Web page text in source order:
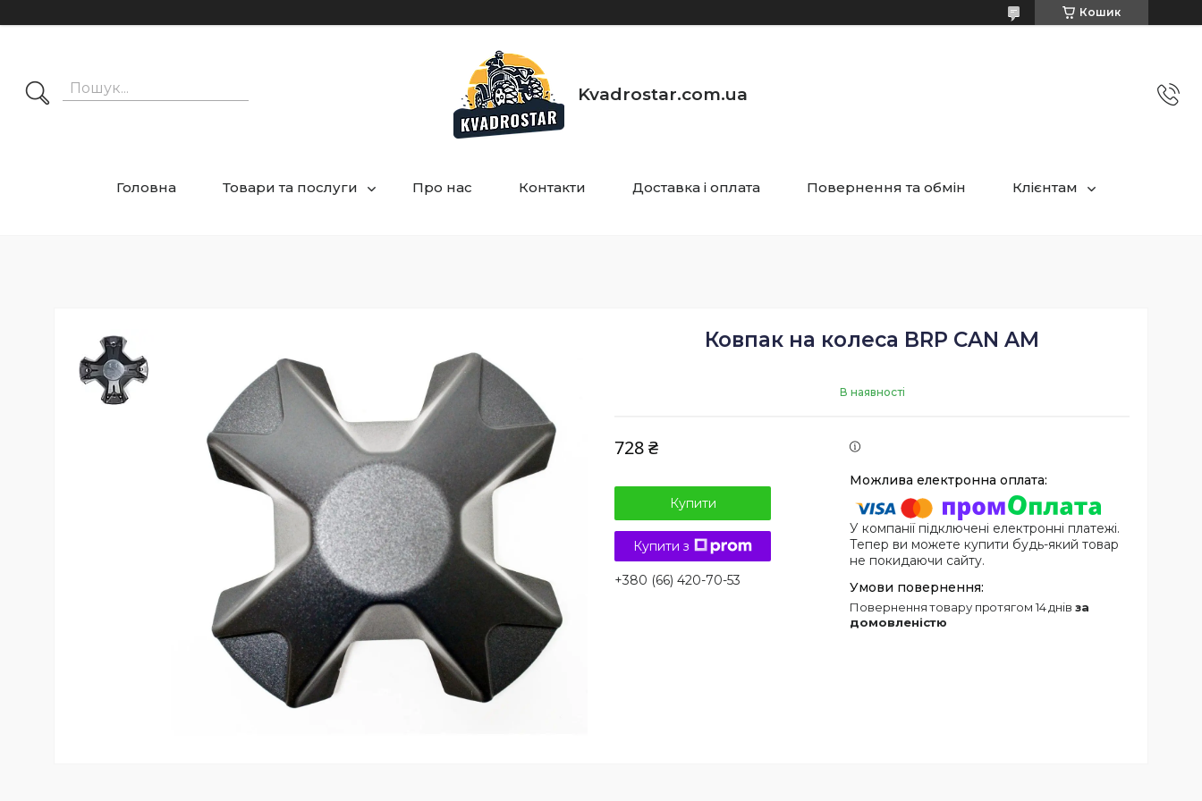
Кошик
Kvadrostar.com.ua
Головна Товари та послуги Про нас Контакти Доставка і оплата Повернення та обмін Клієнтам
Ковпак на колеса BRP CAN AM
В наявності
728 ₴
Купити
Купити з
+380 (66) 420-70-53
У компанії підключені електронні платежі.
Тепер ви можете купити будь-який товар
не покидаючи сайту.
повернення товару протягом 14 днів за
домовленістю